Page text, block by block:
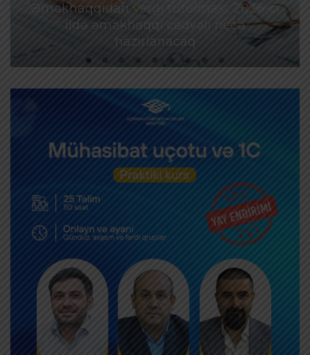
Əməkhaqqıdan vergi tutulması: 2026-cı
ildə əməkhaqqı cədvəli necə
hazırlanacaq